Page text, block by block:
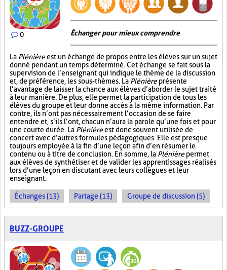
0 Échanger pour mieux comprendre
La Plénièreest un échange de propos entre les élèves sur un sujet
donné pendant un temps déterminé. Cet échange se fait sous la
supervision de l’enseignant qui indique le thème de la discussion
et, de préférence, les sous-thèmes. La Plénièreprésente
l’avantage de laisser la chance aux élèves d’aborder le sujet traité
à leur manière. De plus, elle permet la participation de tous les
élèves du groupe et leur donne accès à la même information. Par
contre, ils n’ont pas nécessairement l’occasion de se faire
entendre et, s’ils l’ont, chacun n’aura la parole qu’une fois et pour
une courte durée. La Plénièreest donc souvent utilisée de
concert avec d’autres formules pédagogiques. Elle est presque
toujours employée à la fin d’une leçon afin d’en résumer le
contenu ou à titre de conclusion. En somme, la Plénièrepermet
aux élèves de synthétiser et de valider les apprentissages réalisés
lors d’une leçon en discutant avec leurs collègues et leur
enseignant.
Échanges (13) Partage (13) Groupe de discussion (5)
BUZZ-GROUPE